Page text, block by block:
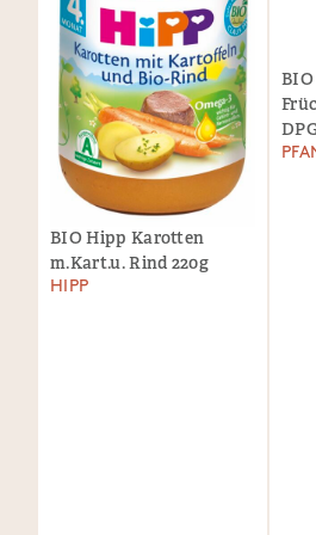
BIO Hipp Karotten
m.Kart.u. Rind 220g
HIPP
BIO